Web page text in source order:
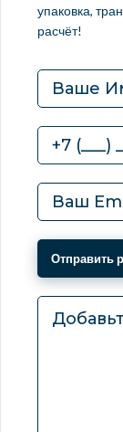
упаковка,
расчёт!